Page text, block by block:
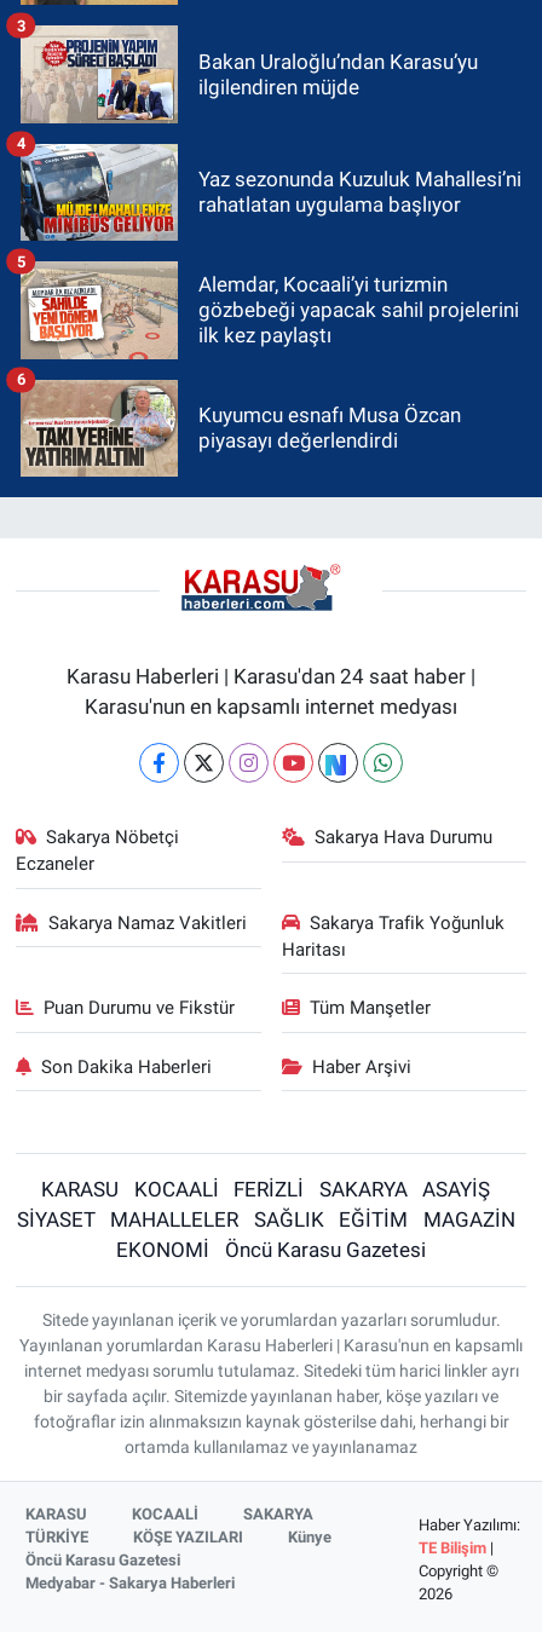
Bakan Uraloğlu’ndan Karasu’yu
ilgilendiren müjde
3
Yaz sezonunda Kuzuluk Mahallesi’ni
rahatlatan uygulama başlıyor
4
Alemdar, Kocaali’yi turizmin
gözbebeği yapacak sahil projelerini
ilk kez paylaştı
5
Kuyumcu esnafı Musa Özcan
piyasayı değerlendirdi
6
Karasu Haberleri | Karasu'dan 24 saat haber |
Karasu'nun en kapsamlı internet medyası
Sakarya Nöbetçi
Eczaneler
Sakarya Hava Durumu
Sakarya Namaz Vakitleri
Sakarya Trafik Yoğunluk
Haritası
Puan Durumu ve Fikstür Tüm Manşetler
Son Dakika Haberleri Haber Arşivi
KARASU KOCAALİ FERİZLİ SAKARYA
ASAYİŞ
SİYASET
MAHALLELER SAĞLIK EĞİTİM
MAGAZİN
EKONOMİ
Öncü Karasu Gazetesi
Sitede yayınlanan içerik ve yorumlardan yazarları sorumludur.
Yayınlanan yorumlardan Karasu Haberleri | Karasu'nun en kapsamlı
internet medyası sorumlu tutulamaz. Sitedeki tüm harici linkler ayrı
bir sayfada açılır. Sitemizde yayınlanan haber, köşe yazıları ve
fotoğraflar izin alınmaksızın kaynak gösterilse dahi, herhangi bir
ortamda kullanılamaz ve yayınlanamaz
KARASU KOCAALİ
SAKARYA
TÜRKİYE
KÖŞE YAZILARI
Künye
Öncü Karasu Gazetesi
Medyabar - Sakarya Haberleri
Haber Yazılımı:
TE Bilişim|
Copyright ©
2026